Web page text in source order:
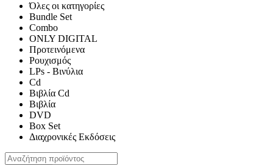
Όλες οι κατηγορίες
Bundle Set
Combo
ONLY DIGITAL
Προτεινόμενα
Ρουχισμός
LPs - Βινύλια
Cd
Βιβλία Cd
Βιβλία
DVD
Box Set
Διαχρονικές Εκδόσεις